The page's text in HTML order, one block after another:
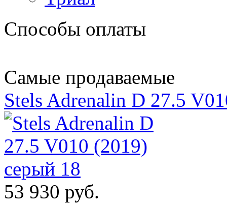
Способы оплаты
Самые продаваемые
Stels Adrenalin D 27.5
53 930 руб.